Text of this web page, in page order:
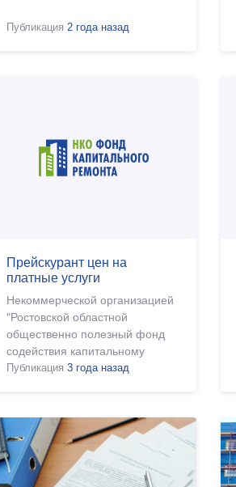
Публикация 2 года назад
Прейскурант цен на
платные услуги
Некоммерческой организацией
"Ростовской областной
общественно полезный фонд
содействия капитальному
ремонту" утвержден
Публикация 3 года назад